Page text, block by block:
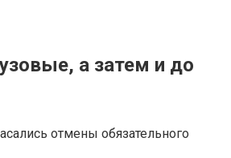
а затем и до
отмены обязательного